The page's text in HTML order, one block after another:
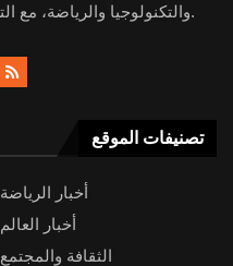
والتكنولوجيا والرياضة، مع التزام دائم بالدقة وموثوقية المعلومات.
تصنيفات الموقع
أخبار الرياضة
أخبار العالم
الثقافة والمجتمع